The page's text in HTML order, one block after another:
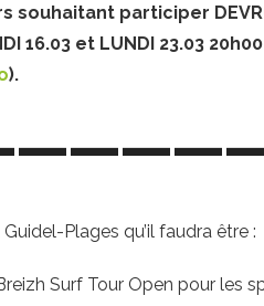
participer
16.03 et LUNDI 23.03
).
Guidel-Plages qu’il faudra être :
Surf Tour Open pour les